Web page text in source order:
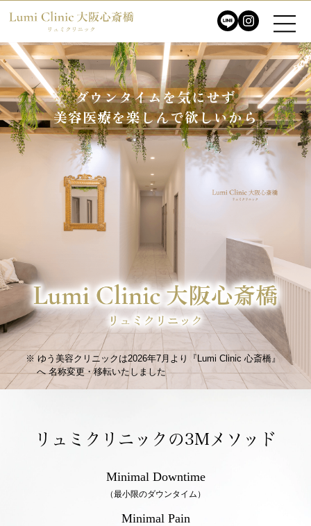
ダウンタイムを気にせず
美容医療を楽しんで欲しいから
ダウンタイムを気にせず
美容医療を楽しんで欲しいから
ゆう美容クリニックは2026年7月より『Lumi Clinic 心斎橋』
へ名称変更・移転いたしました
リュミクリニックの3Mメソッド
Minimal Downtime
（最小限のダウンタイム）
Minimal Pain